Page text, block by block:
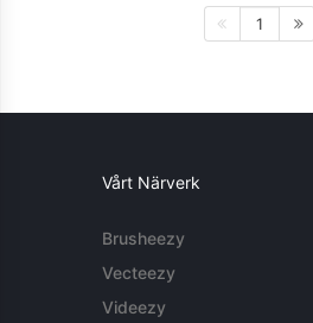
1
Vårt Närverk
Brusheezy
Vecteezy
Videezy